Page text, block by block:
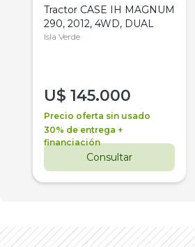
Tractor CASE IH MAGNUM
290, 2012, 4WD, DUAL
Isla Verde
U$ 145.000
Precio oferta sin usado
30% de entrega +
financiación
Consultar